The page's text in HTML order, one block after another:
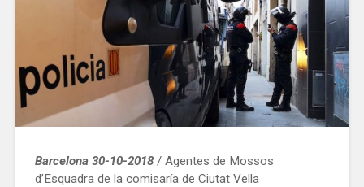
Barcelona 30-10-2018/ Agentes de Mossos
d’Esquadra de la comisaría de Ciutat Vella